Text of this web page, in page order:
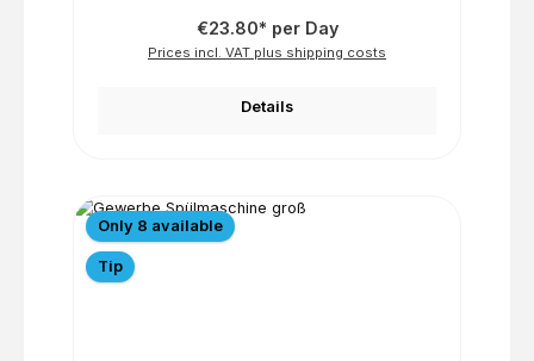
€23.80* per Day
Prices incl. VAT plus shipping costs
Details
Only 8 available
Tip